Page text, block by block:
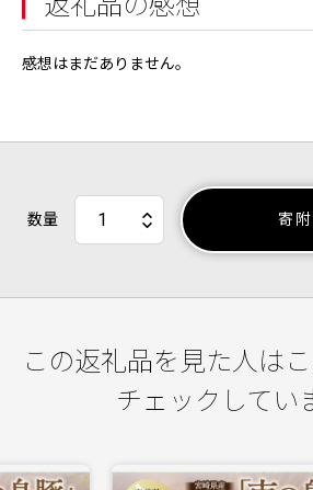
感想はまだありません。
数量 寄
この返礼品を見た人は
チェックしてい